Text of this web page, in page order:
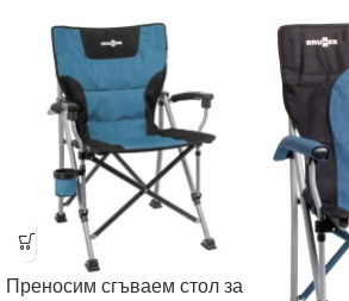
Преносим сгъваем стол за